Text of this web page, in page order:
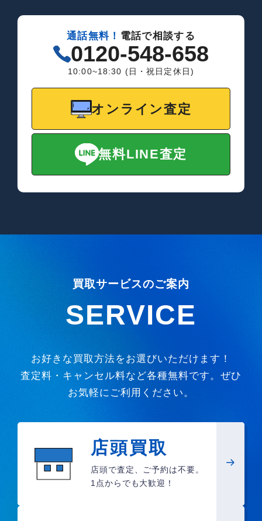
通話無料！ 電話で相談する
0120-548-658
10:00~18:30 (日・祝日定休日)
オンライン査定
無料LINE査定
買取サービスのご案内
SERVICE
お好きな買取方法をお選びいただけます！
査定料・キャンセル料など各種無料です。ぜひ
お気軽にご利用ください。
店頭買取
店頭で査定、ご予約は不要。
1点からでも大歓迎！